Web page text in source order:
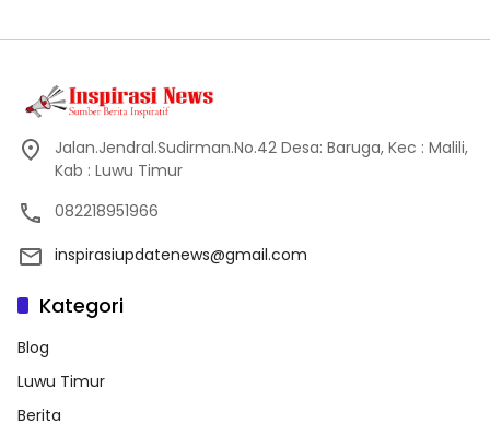
Jalan.Jendral.Sudirman.No.42 Desa: Baruga, Kec : Malili,
Kab : Luwu Timur
082218951966
inspirasiupdatenews@gmail.com
Kategori
Blog
Luwu Timur
Berita